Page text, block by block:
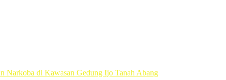
Narkoba di Kawasan Gedung Ijo Tanah Abang